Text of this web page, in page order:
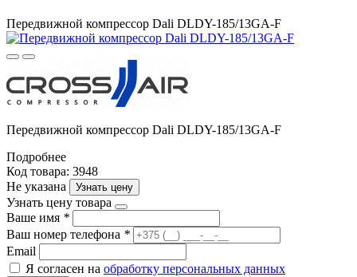
Передвижной компрессор Dali DLDY-185/13GA-F
Передвижной компрессор Dali DLDY-185/13GA-F
Подробнее
Код товара: 3948
Не указана
Узнать цену
Узнать цену товара
Ваше имя *
Ваш номер телефона *
Email
Я согласен на обработку персональных данных